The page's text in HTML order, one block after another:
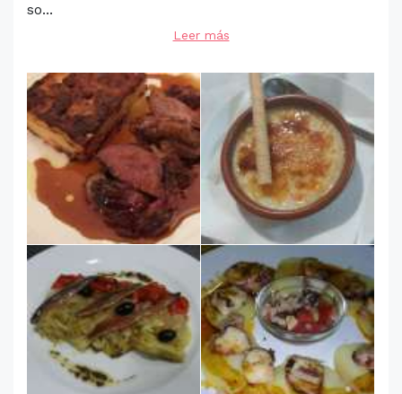
so...
Leer más